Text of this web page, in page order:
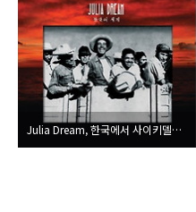
Julia Dream, 한국에서 사이키델릭/프로그레시브록의 산맥을 가장 능숙히 오르는 트리오